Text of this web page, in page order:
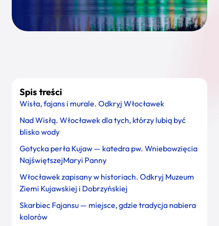
Spis treści
Wisła, fajans i murale. Odkryj Włocławek
Nad Wisłą. Włocławek dla tych, którzy lubią być
blisko wody
Gotycka perła Kujaw — katedra pw. Wniebowzięcia
NajświętszejMaryi Panny
Włocławek zapisany w historiach. Odkryj Muzeum
Ziemi Kujawskiej i Dobrzyńskiej
Skarbiec Fajansu — miejsce, gdzie tradycja nabiera
kolorów